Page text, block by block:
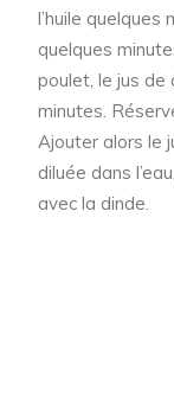
l’huile quelques
quelques
poulet, le jus de
minutes.
Ajouter alors le
diluée dans
avec la dinde.